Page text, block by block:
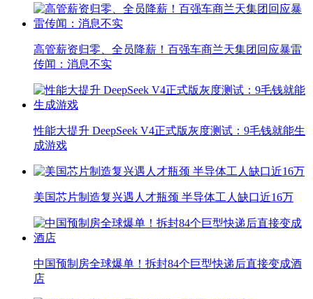
高管薪资归零、全员降薪！百强车商兰天集团回应暴雷
传闻：消息不实
性能大提升 DeepSeek V4正式版灰度测试：9毛钱就能生
成游戏
美国芯片制造复兴遇人才瓶颈 半导体工人缺口近16万
中国预制房全球爆单！拆封84个巨型快递后直接变成酒
店